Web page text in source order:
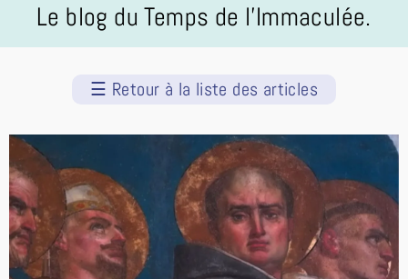
Le blog du Temps de l'Immaculée.
☰ Retour à la liste des articles